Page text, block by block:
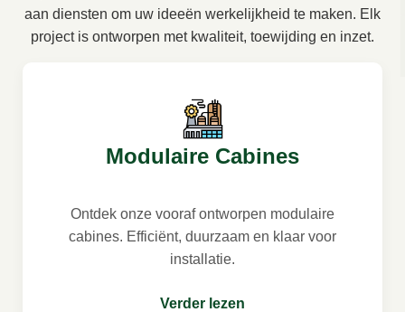
aan diensten om uw ideeën werkelijkheid te maken. Elk
project is ontworpen met kwaliteit, toewijding en inzet.
Modulaire Cabines
Ontdek onze vooraf ontworpen modulaire
cabines. Efficiënt, duurzaam en klaar voor
installatie.
Verder lezen